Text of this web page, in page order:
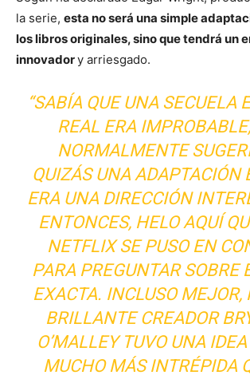
la serie, esta no será una simple
los libros originales, sino que tendrá un
innovadory arriesgado.
“SABÍA QUE UNA SECUELA
REAL ERA
NORMALMENTE
QUIZÁS UNA ADAPTACIÓN
ERA UNA DIRECCIÓN
ENTONCES, HELO AQUÍ
NETFLIX SE PUSO EN
PARA PREGUNTAR SOBRE
EXACTA. INCLUSO MEJOR,
BRILLANTE CREADOR
O’MALLEY TUVO UNA
MUCHO MÁS INTRÉPIDA